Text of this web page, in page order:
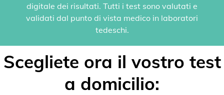
digitale dei risultati. Tutti i test sono valutati e
validati dal punto di vista medico in laboratori
tedeschi.
Scegliete ora il vostro test
a domicilio: